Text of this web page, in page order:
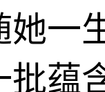
她一
批蕴